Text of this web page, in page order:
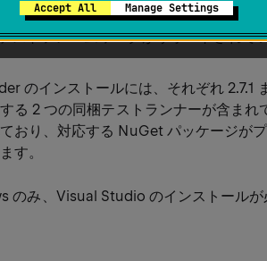
Accept All Manage Settings
テストの検出、実行、デバッグ、カバ
ストフレームワークがサポートされて
のインストールには、それぞれ 2.7.1
る 2 つの同梱テストランナーが含まれ
おり、対応する NuGet パッケージが
す。
のみ、Visual Studio のインストールが